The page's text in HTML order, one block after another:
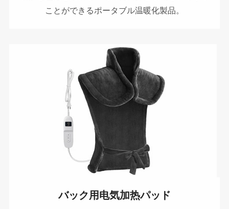
ことができるポータブル温暖化製品。
バック用电気加热パッド